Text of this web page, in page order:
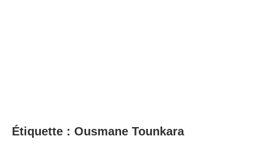
Étiquette : Ousmane Tounkara